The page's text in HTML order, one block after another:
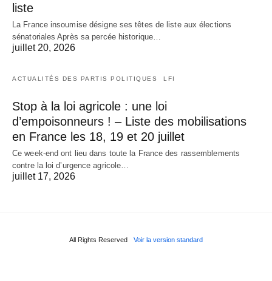
liste
La France insoumise désigne ses têtes de liste aux élections
sénatoriales Après sa percée historique…
juillet 20, 2026
ACTUALITÉS DES PARTIS POLITIQUES LFI
Stop à la loi agricole : une loi
d’empoisonneurs ! – Liste des mobilisations
en France les 18, 19 et 20 juillet
Ce week-end ont lieu dans toute la France des rassemblements
contre la loi d’urgence agricole…
juillet 17, 2026
All Rights Reserved Voir la version standard